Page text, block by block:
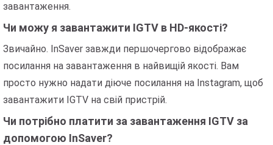
завантаження.
Чи можу я завантажити IGTV в HD-якості?
Звичайно. InSaver завжди першочергово відображає
посилання на завантаження в найвищій якості. Вам
просто нужно надати діюче посилання на Instagram, щоб
завантажити IGTV на свій пристрій.
Чи потрібно платити за завантаження IGTV за
допомогою InSaver?